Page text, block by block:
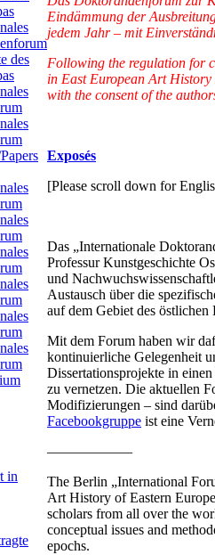
des
in
Eindämmung der
jedem Jahr – mit
Following the regulation for
in East European Art History
with the consent of the
Exposés
[Please scroll down for
Das „Internationale
Professur Kunstgeschichte
und
Austausch über die
auf dem Gebiet des östlichen
Mit dem Forum haben wir
kontinuierliche Gelegenheit
Dissertationsprojekte in
zu vernetzen. Die aktuellen
Modifizierungen – sind
Facebookgruppe ist eine
——————
The Berlin „International
Art History of Eastern
scholars from all over the
conceptual issues and
epochs.